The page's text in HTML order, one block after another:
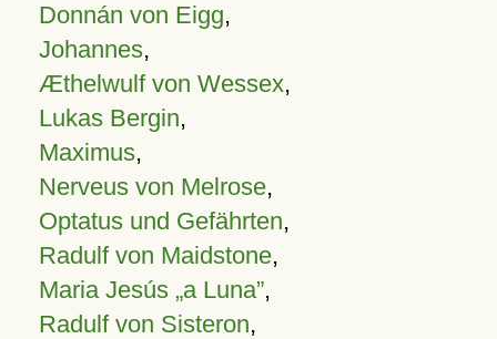
Donnán von Eigg,
Johannes,
Æthelwulf von Wessex,
Lukas Bergin,
Maximus,
Nerveus von Melrose,
Optatus und Gefährten,
Radulf von Maidstone,
Maria Jesús „a Luna”,
Radulf von Sisteron,